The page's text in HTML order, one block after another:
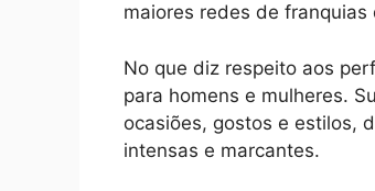
maiores redes de
No que diz respeito aos
para homens e mulheres.
ocasiões, gostos e estilos,
intensas e marcantes.